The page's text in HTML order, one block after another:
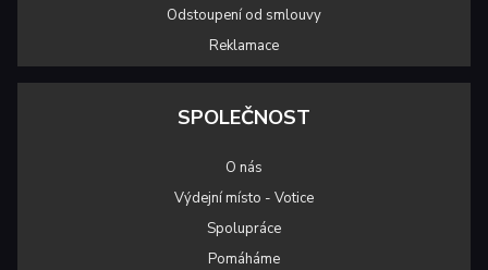
Odstoupení od smlouvy
Reklamace
SPOLEČNOST
O nás
Výdejní místo - Votice
Spolupráce
Pomáháme